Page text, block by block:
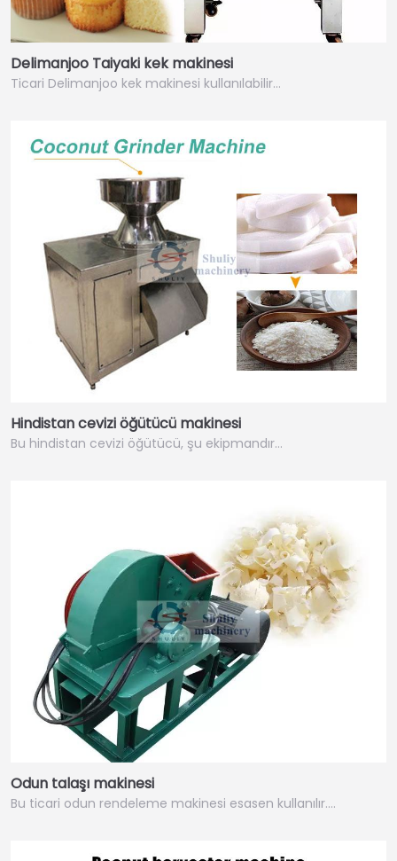
Delimanjoo Taiyaki kek makinesi
Ticari Delimanjoo kek makinesi kullanılabilir…
Hindistan cevizi öğütücü makinesi
Bu hindistan cevizi öğütücü, şu ekipmandır…
Odun talaşı makinesi
Bu ticari odun rendeleme makinesi esasen kullanılır….